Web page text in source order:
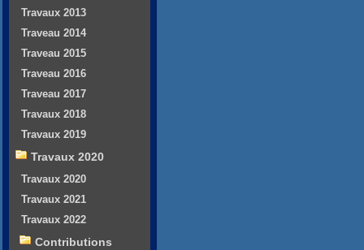
Travaux 2013
Traveau 2014
Traveau 2015
Traveau 2016
Traveau 2017
Travaux 2018
Travaux 2019
Travaux 2020
Travaux 2020
Travaux 2021
Travaux 2022
Contributions